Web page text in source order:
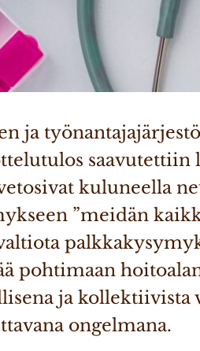
ja
saavutettiin
kuluneella
”meidän
pohtimaan
ja kollektiivista
ongelmana.